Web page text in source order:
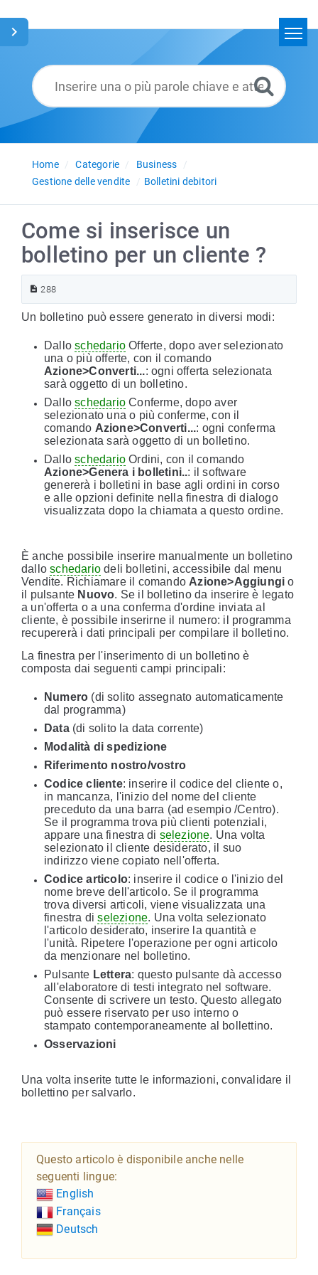
Glossario
Italiano
Home
Categorie
Business
Gestione delle vendite
Bolletini debitori
Come si inserisce un
bolletino per un cliente ?
288
Un bolletino può essere generato in diversi modi:
Dalloschedario Offerte, dopo aver selezionato
una o più offerte, con il comando
Azione>Converti...: ogni offerta selezionata
sarà oggetto di un bolletino.
Dalloschedario Conferme, dopo aver
selezionato una o più conferme, con il
comando Azione>Converti...: ogni conferma
selezionata sarà oggetto di un bolletino.
Dalloschedario Ordini, con il comando
Azione>Genera i bolletini..: il software
genererà i bolletini in base agli ordini in corso
e alle opzioni definite nella finestra di dialogo
visualizzata dopo la chiamata a questo ordine.
È anche possibile inserire manualmente un bolletino
dalloschedario deli bolletini, accessibile dal menu
Vendite. Richiamare il comando Azione>Aggiungi o
il pulsante Nuovo. Se il bolletino da inserire è legato
a un'offerta o a una conferma d'ordine inviata al
cliente, è possibile inserirne il numero: il programma
recupererà i dati principali per compilare il bolletino.
La finestra per l'inserimento di un bolletino è
composta dai seguenti campi principali:
Numero (di solito assegnato automaticamente
dal programma)
Data(di solito la data corrente)
Modalità di spedizione
Riferimento nostro/vostro
Codice cliente: inserire il codice del cliente o,
in mancanza, l'inizio del nome del cliente
preceduto da una barra (ad esempio /Centro).
Se il programma trova più clienti potenziali,
appare una finestra di selezione. Una volta
selezionato il cliente desiderato, il suo
indirizzo viene copiato nell'offerta.
Codice articolo: inserire il codice o l'inizio del
nome breve dell'articolo. Se il programma
trova diversi articoli, viene visualizzata una
finestra diselezione. Una volta selezionato
l'articolo desiderato, inserire la quantità e
l'unità. Ripetere l'operazione per ogni articolo
da menzionare nel bolletino.
Pulsante Lettera: questo pulsante dà accesso
all'elaboratore di testi integrato nel software.
Consente di scrivere un testo. Questo allegato
può essere riservato per uso interno o
stampato contemporaneamente al bollettino.
Osservazioni
Una volta inserite tutte le informazioni, convalidare il
bollettino per salvarlo.
Questo articolo è disponibile anche nelle
seguenti lingue:
English
Français
Deutsch